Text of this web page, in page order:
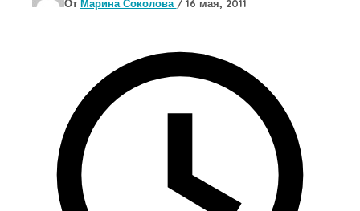
От Марина Соколова / 16 мая, 2011